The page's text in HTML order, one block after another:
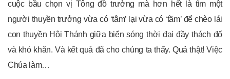
cuộc bầu chọn vị Tông đồ trưởng mà hơn hết là tìm một
người thuyền trưởng vừa có ‘tâm’ lại vừa có ‘tầm’ để chèo lái
con thuyền Hội Thánh giữa biển sóng thời đại đầy thách đố
và khó khăn. Và kết quả đã cho chúng ta thấy. Quả thật! Việc
Chúa làm…